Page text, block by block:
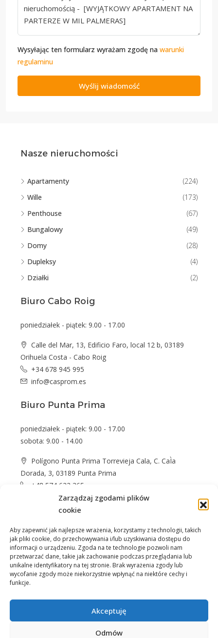
Zarządzaj zgodami plików
cookie
Aby zapewnić jak najlepsze wrażenia, korzystamy z technologii, takich
jak pliki cookie, do przechowywania i/lub uzyskiwania dostępu do
informacji o urządzeniu. Zgoda na te technologie pozwoli nam
przetwarzać dane, takie jak zachowanie podczas przeglądania lub
unikalne identyfikatory na tej stronie. Brak wyrażenia zgody lub
wycofanie zgody może niekorzystnie wpłynąć na niektóre cechy i
funkcje.
Akceptuję
Odmów
Wysyłając ten formularz wyrażam zgodę na warunki
regulaminu
Wyślij wiadomość
Nasze nieruchomości
Apartamenty
(224)
Wille
(173)
Penthouse
(67)
Bungalowy
(49)
Domy
(28)
Dupleksy
(4)
Działki
(2)
Biuro Cabo Roig
poniedziałek - piątek: 9.00 - 17.00
Calle del Mar, 13, Edificio Faro, local 12 b, 03189
Orihuela Costa - Cabo Roig
+34 678 945 995
info@casprom.es
Biuro Punta Prima
poniedziałek - piątek: 9.00 - 17.00
sobota: 9.00 - 14.00
Polígono Punta Prima Torrevieja Cala, C. CaÌa
Dorada, 3, 03189 Punta Prima
+48 574 622 365
info@casprom.es
Nieruchomości O Nas Jak kupić Okolica